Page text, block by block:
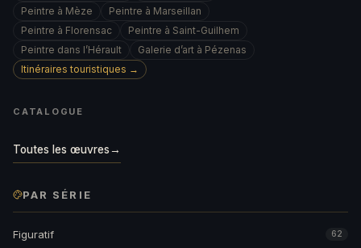
Peintre à Mèze
Peintre à Marseillan
Peintre à Florensac
Peintre à Saint-Guilhem
Peintre dans l’Hérault
Galerie d’art à Pézenas
Itinéraires touristiques →
CATALOGUE
Toutes les œuvres→
PAR SÉRIE
Figuratif 62